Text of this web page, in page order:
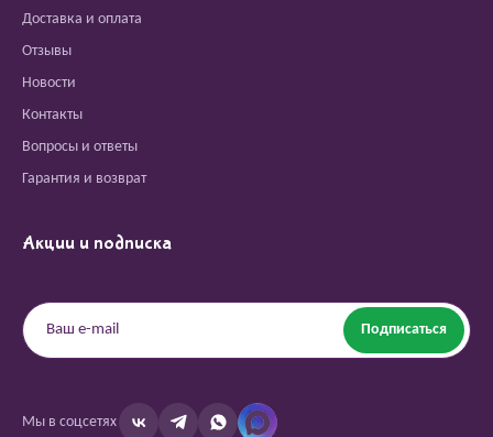
Доставка и оплата
Отзывы
Новости
Контакты
Вопросы и ответы
Гарантия и возврат
Акции и подписка
Подписаться
Мы в соцсетях